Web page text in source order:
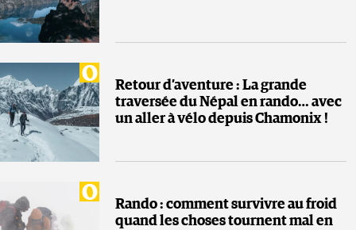
Retour d’aventure : La grande
traversée du Népal en rando… avec
un aller à vélo depuis Chamonix !
Rando : comment survivre au froid
quand les choses tournent mal en